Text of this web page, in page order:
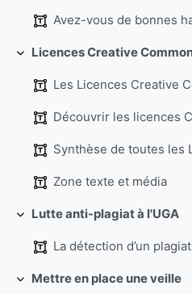
Replier
Licences Creative
Zone texte et média
Replier
Lutte anti-plagiat à l'UGA
Replier
Mettre en place une veille